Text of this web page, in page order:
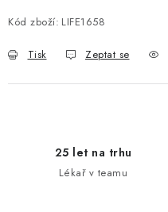
Kód zboží: LIFE1658
Tisk Zeptat se
25 let na trhu
Lékař v teamu